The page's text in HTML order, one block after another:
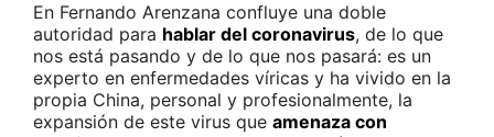
En Fernando Arenzana confluye una doble
autoridad para hablar del coronavirus, de lo que
nos está pasando y de lo que nos pasará: es un
experto en enfermedades víricas y ha vivido en la
propia China, personal y profesionalmente, la
expansión de este virus que amenaza con